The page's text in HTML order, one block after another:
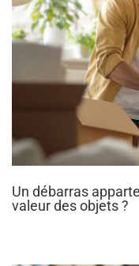
Un débarras
valeur des objets ?